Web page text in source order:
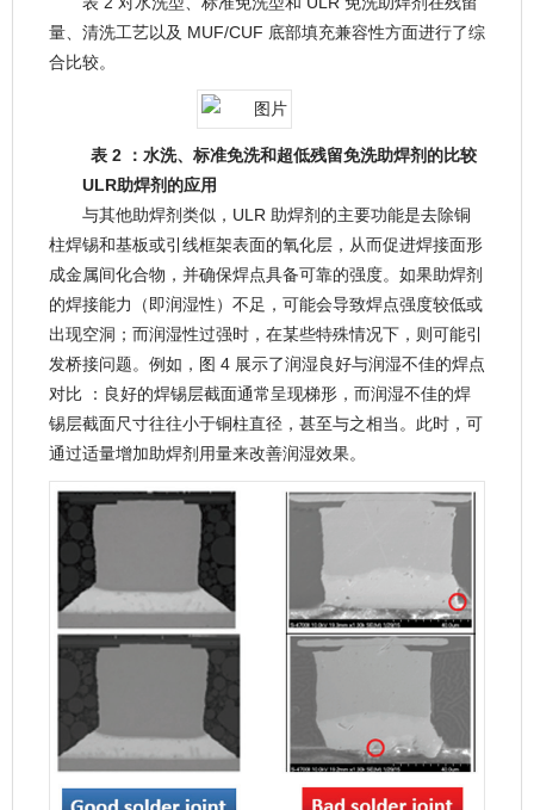
量、清洗工艺以及 MUF/CUF 底部填充兼容性方面进行了综
合比较。
表 2 ：水洗、标准免洗和超低残留免洗助焊剂的比较
ULR助焊剂的应用
与其他助焊剂类似，ULR 助焊剂的主要功能是去除铜
柱焊锡和基板或引线框架表面的氧化层，从而促进焊接面形
成金属间化合物，并确保焊点具备可靠的强度。如果助焊剂
的焊接能力（即润湿性）不足，可能会导致焊点强度较低或
出现空洞；而润湿性过强时，在某些特殊情况下，则可能引
发桥接问题。例如，图 4 展示了润湿良好与润湿不佳的焊点
对比 ：良好的焊锡层截面通常呈现梯形，而润湿不佳的焊
锡层截面尺寸往往小于铜柱直径，甚至与之相当。此时，可
通过适量增加助焊剂用量来改善润湿效果。